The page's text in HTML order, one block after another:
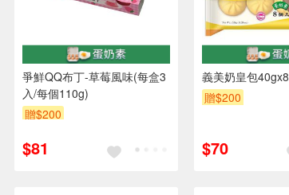
爭鮮QQ布丁-草莓風味(每盒3
入/每個110g)
贈$200
$81
義美奶皇包40gx8
贈$200
$70